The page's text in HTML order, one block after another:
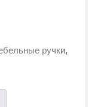
ручки,